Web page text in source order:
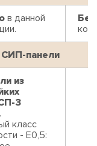
в данной
СИП-панели
из
3
.
класс
- Е0,5: